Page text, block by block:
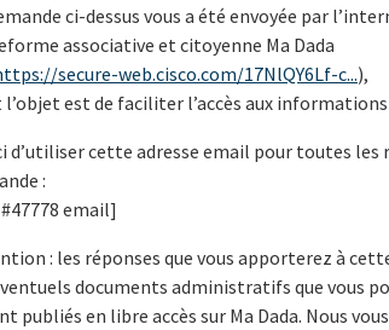
ci-dessus vous a été envoyée par
associative et citoyenne Ma Dada
secure-web.cisco.com/17NlQY6Lf-c...),
est de faciliter l’accès aux
d’utiliser cette adresse email pour toutes les
:
email]
: les réponses que vous apporterez à
documents administratifs que vous
publiés en libre accès sur Ma Dada. Nous